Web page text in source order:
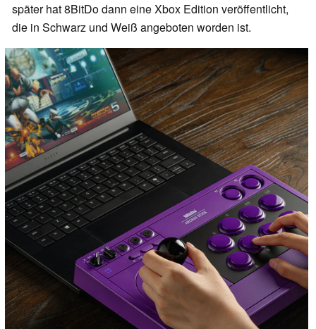
später hat 8BitDo dann eine Xbox Edition veröffentlicht,
die in Schwarz und Weiß angeboten worden ist.